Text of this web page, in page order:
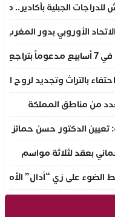
الجبلية بأكادير..
الأوروبي بدور
تعيين الدكتور حسن حمائز
بعقد لثلاثة مواسم